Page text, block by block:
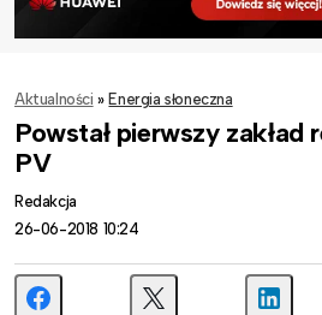
Aktualności » Energia słoneczna
Powstał pierwszy zakład
PV
Redakcja
26-06-2018 10:24